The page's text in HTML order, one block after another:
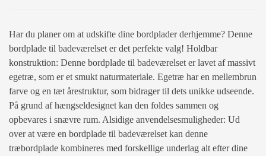
Har du planer om at udskifte dine bordplader derhjemme? Denne
bordplade til badeværelset er det perfekte valg! Holdbar
konstruktion: Denne bordplade til badeværelset er lavet af massivt
egetræ, som er et smukt naturmateriale. Egetræ har en mellembrun
farve og en tæt årestruktur, som bidrager til dets unikke udseende.
På grund af hængseldesignet kan den foldes sammen og
opbevares i snævre rum. Alsidige anvendelsesmuligheder: Ud
over at være en bordplade til badeværelset kan denne
træbordplade kombineres med forskellige underlag alt efter dine